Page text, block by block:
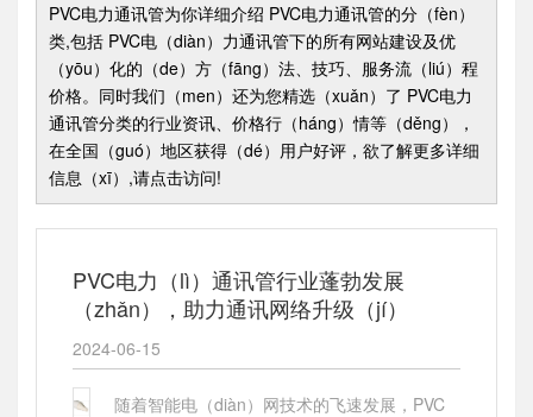
PVC电力通讯管为你详细介绍 PVC电力通讯管的分（fèn）
类,包括 PVC电（diàn）力通讯管下的所有网站建设及优
（yōu）化的（de）方（fāng）法、技巧、服务流（liú）程
价格。同时我们（men）还为您精选（xuǎn）了 PVC电力
通讯管分类的行业资讯、价格行（háng）情等（děng），
在全国（guó）地区获得（dé）用户好评，欲了解更多详细
信息（xī）,请点击访问!
PVC电力（lì）通讯管行业蓬勃发展
（zhǎn），助力通讯网络升级（jí）
2024-06-15
随着智能电（diàn）网技术的飞速发展，PVC